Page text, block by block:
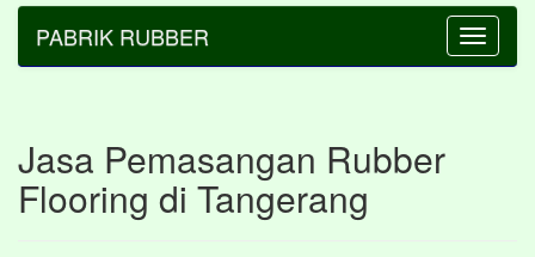
Toggle
PABRIK RUBBER
Jasa Pemasangan Rubber
Flooring di Tangerang